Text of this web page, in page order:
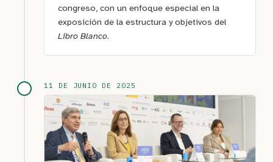
congreso, con un enfoque especial en la
exposición de la estructura y objetivos del
Libro Blanco.
11 DE JUNIO DE 2025